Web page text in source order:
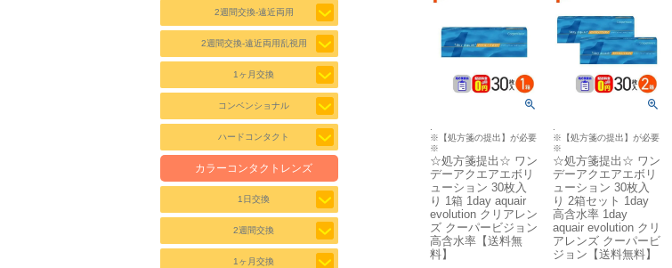
2週間交換-遠近両用
2週間交換-遠近両用乱視用
1ヶ月交換
コンベンショナル
ハードコンタクト
カラーコンタクトレンズ
1日交換
2週間交換
1ヶ月交換
※【処方箋の提出】が必要
※
☆処方箋提出☆ ワン
デーアクエアエボリ
ューション 30枚入
り 1箱 1day aquair
evolution クリアレン
ズ クーパービジョン
高含水率【送料無
料】
※【処方箋の提出】が必要
※
☆処方箋提出☆ ワン
デーアクエアエボリ
ューション 30枚入
り 2箱セット 1day
高含水率 1day
aquair evolution クリ
アレンズ クーパービ
ジョン【送料無料】